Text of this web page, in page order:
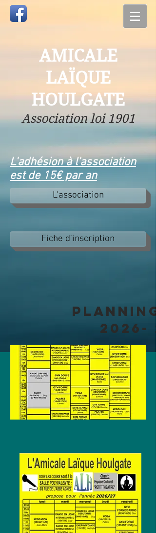
AMICALE
LAÏQUE
HOULGATE
Association loi 1901
L'adhésion à l'association
est de 15€ par an
L'association
Fiche d'inscription
2026-